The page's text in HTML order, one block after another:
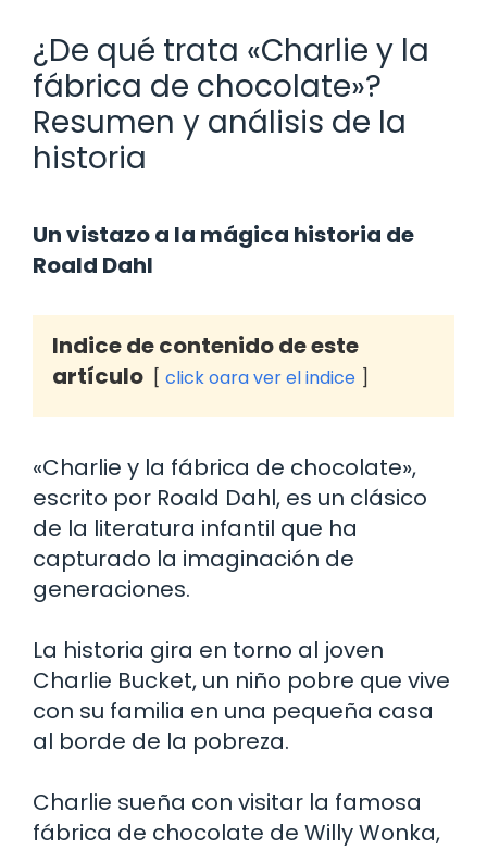
¿De qué trata «Charlie y la
fábrica de chocolate»?
Resumen y análisis de la
historia
Un vistazo a la mágica historia de
Roald Dahl
Indice de contenido de este
artículo
click oara ver el indice
«Charlie y la fábrica de chocolate»,
escrito por Roald Dahl, es un clásico
de la literatura infantil que ha
capturado la imaginación de
generaciones.
La historia gira en torno al joven
Charlie Bucket, un niño pobre que vive
con su familia en una pequeña casa
al borde de la pobreza.
Charlie sueña con visitar la famosa
fábrica de chocolate de Willy Wonka,